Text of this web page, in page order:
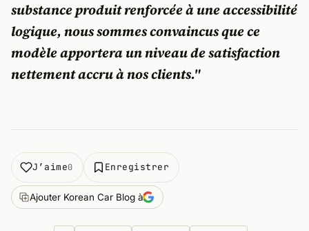
substance produit renforcée à une accessibilité
logique, nous sommes convaincus que ce
modèle apportera un niveau de satisfaction
nettement accru à nos clients."
J’aime0 Enregistrer
Ajouter Korean Car Blog à